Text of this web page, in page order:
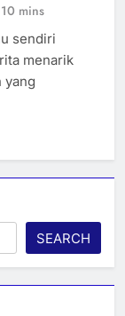
10 mins
sendiri
menarik
yang
SEARCH